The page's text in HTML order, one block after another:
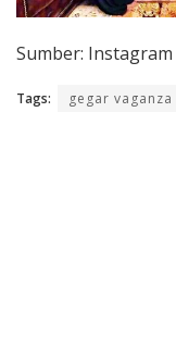
Sumber: Instagram
Tags: gegar vaganza